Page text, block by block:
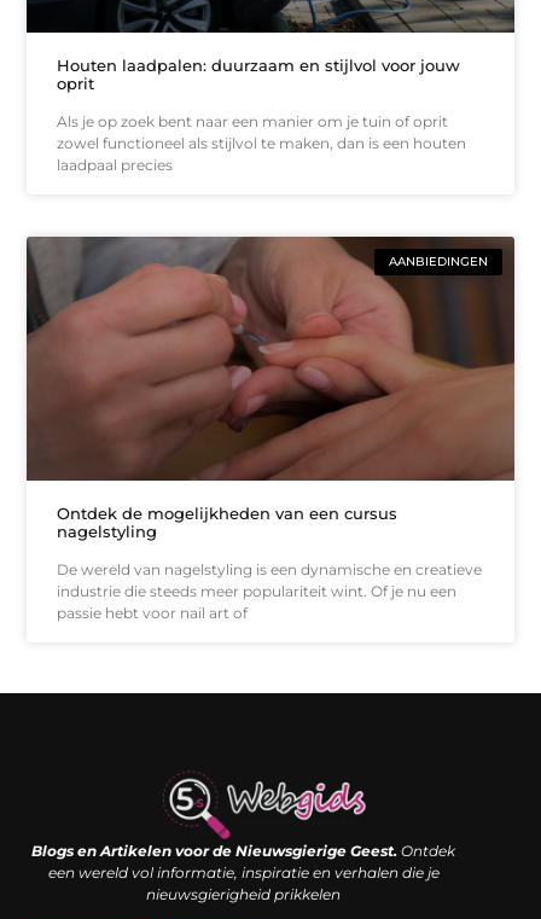
Houten laadpalen: duurzaam en stijlvol voor jouw
oprit
Als je op zoek bent naar een manier om je tuin of oprit
zowel functioneel als stijlvol te maken, dan is een houten
laadpaal precies
AANBIEDINGEN
Ontdek de mogelijkheden van een cursus
nagelstyling
De wereld van nagelstyling is een dynamische en creatieve
industrie die steeds meer populariteit wint. Of je nu een
passie hebt voor nail art of
Blogs en Artikelen voor de Nieuwsgierige Geest. Ontdek
een wereld vol informatie, inspiratie en verhalen die je
nieuwsgierigheid prikkelen